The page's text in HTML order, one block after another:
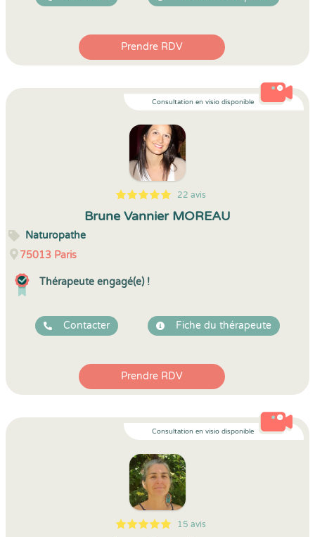
Prendre RDV
Consultation en visio disponible
5
1
5
22 22 avis
Brune Vannier MOREAU
Naturopathe
75013 Paris
Thérapeute engagé(e) !
Contacter Fiche du thérapeute
Prendre RDV
Consultation en visio disponible
5
1
5
15 15 avis